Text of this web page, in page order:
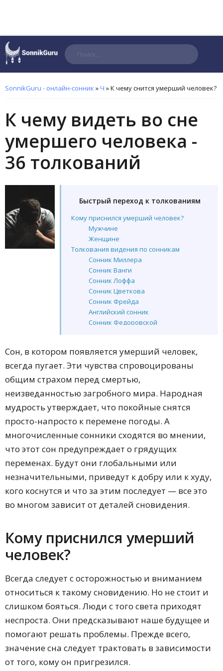
Поиск
SonnikGuru - онлайн-сонник »Ч »К чему снится умерший человек?
К чему видеть во сне
умершего человека -
36 толкований
Быстрый переход к толкованиям
Кому приснился умерший человек?
Мужчине
Женщине
Толкования видения по сонникам
Сонник Миллера
Сонник Ванги
Сонник Лоффа
Сонник Цветкова
Сонник Фрейда
Английский сонник
Сонник Федоровской
Восточный сонник
Дворянский сонник Н. Гришиной
Итальянский сонник Менегетти
Сонник символов
Сонник Мартына Задеки
Китайский сонник Чжоу-Гуна
Сонник Велес
Детский сонник
Русский сонник
Сонник XXI века
Украинский сонник
Сонник Эзопа
Сонник Хассе
Сонник Лонго
Психологический сонник
Исламский сонник
Сонник Робинсона
Сонник Нэнси Вагаймен
Фольклорный сонник
Кем приходился сновидцу, увиденный во
Родственником
Знакомым
Сон, в котором появляется умерший человек,
всегда пугает. Эти чувства спровоцированы
общим страхом перед смертью,
неизведанностью загробного мира. Народная
мудрость утверждает, что покойные снятся
просто-напросто к перемене погоды. А
многочисленные сонники сходятся во мнении,
что этот сон предупреждает о грядущих
переменах. Будут они глобальными или
незначительными, приведут к добру или к худу,
кого коснутся и что за этим последует — все это
во многом зависит от деталей сновидения.
Кому приснился умерший
человек?
Всегда следует с осторожностью и вниманием
относиться к такому сновидению. Но не стоит и
слишком бояться. Люди с того света приходят
неспроста. Они предсказывают наше будущее и
помогают решать проблемы. Прежде всего,
значение сна следует трактовать в зависимости
от того, кому он пригрезился.